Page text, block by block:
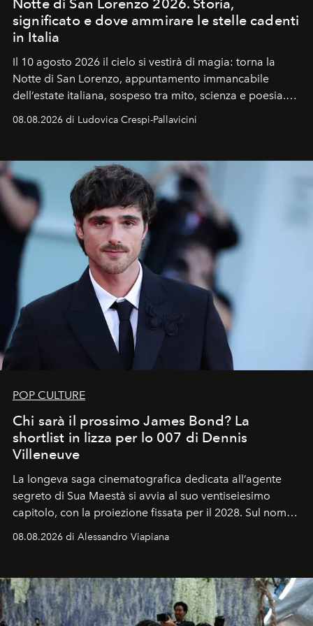
Notte di San Lorenzo 2026. Storia,
significato e dove ammirare le stelle cadenti
in Italia
Il 10 agosto 2026 il cielo si vestirà di magia: torna la
Notte di San Lorenzo, appuntamento immancabile
dell’estate italiana, sospeso tra mito, scienza e poesia.
Sarà il momento in cui gli occhi si alzano verso la volta
celeste per seguire il passaggio delle
all’universo i desideri più segreti
08.08.2026 di Ludovica Crespi-Pallavicini
POP CULTURE
Chi sarà il prossimo James Bond? La
shortlist in lizza per lo 007 di Dennis
Villeneuve
La longeva saga cinematografica dedicata all’agente
segreto di Sua Maestà si avvia al suo ventiseiesimo
capitolo, con la proiezione fissata per il 2028. Sul nome
dell’attore chiamato a raccogliere l’eredità di Daniel
Craig, però, regna ancora il più assoluto riserbo.
08.08.2026 di Alessandro Viapiana